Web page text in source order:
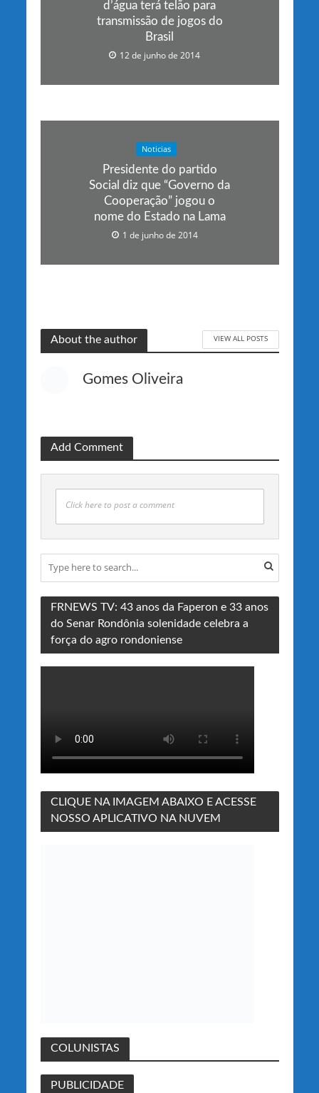
d’água terá telão para
transmissão de jogos do
Brasil
12 de junho de 2014
Noticias
Presidente do partido
Social diz que “Governo da
Cooperação” jogou o
nome do Estado na Lama
1 de junho de 2014
About the author VIEW ALL POSTS
Gomes Oliveira
Add Comment
Click here to post a comment
FRNEWS TV: 43 anos da Faperon e 33 anos
do Senar Rondônia solenidade celebra a
força do agro rondoniense
CLIQUE NA IMAGEM ABAIXO E ACESSE
NOSSO APLICATIVO NA NUVEM
COLUNISTAS
PUBLICIDADE